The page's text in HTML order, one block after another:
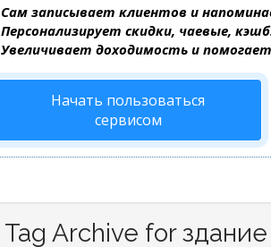
Сам записывает клиентов и
Персонализирует скидки, чаевые,
Увеличивает доходимость и
Начать пользоваться
сервисом
Tag Archive for здание